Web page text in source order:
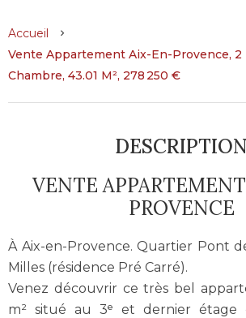
Accueil
Vente Appartement Aix-En-Provence, 2
Chambre, 43.01 M², 278 250 €
DESCRIPTION
VENTE
PROVENCE
À Aix-en-Provence. Quartier Pont
Milles (résidence Pré Carré).
Venez découvrir ce très bel
m² situé au 3ᵉ et dernier étage